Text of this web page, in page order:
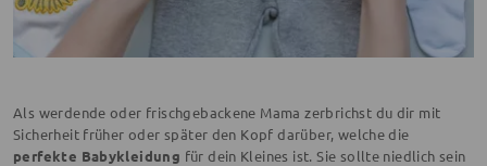
Als werdende oder frischgebackene Mama zerbrichst du dir mit
Sicherheit früher oder später den Kopf darüber, welche die
perfekte Babykleidung für dein Kleines ist. Sie sollte niedlich sein